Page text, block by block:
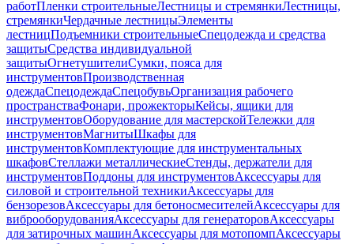
работПленки строительныеЛестницы и стремянкиЛестницы,
стремянкиЧердачные лестницыЭлементы
лестницПодъемники строительныеСпецодежда и средства
защитыСредства индивидуальной
защитыОгнетушителиСумки, пояса для
инструментовПроизводственная
одеждаСпецодеждаСпецобувьОрганизация рабочего
пространстваФонари, прожекторыКейсы, ящики для
инструментовОборудование для мастерскойТележки для
инструментовМагнитыШкафы для
инструментовКомплектующие для инструментальных
шкафовСтеллажи металлическиеСтенды, держатели для
инструментовПоддоны для инструментовАксессуары для
силовой и строительной техникиАксессуары для
бензорезовАксессуары для бетоносмесителейАксессуары для
виброоборудованияАксессуары для генераторовАксессуары
для затирочных машинАксессуары для мотопомпАксессуары